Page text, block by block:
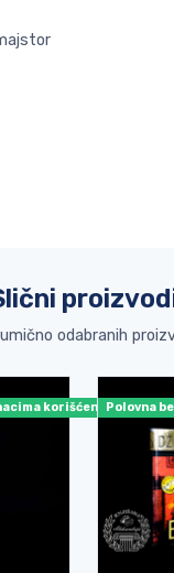
odabranih
korišćenjaPolovna